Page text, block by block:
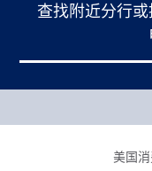
查找附近分行或
个人银行
美国